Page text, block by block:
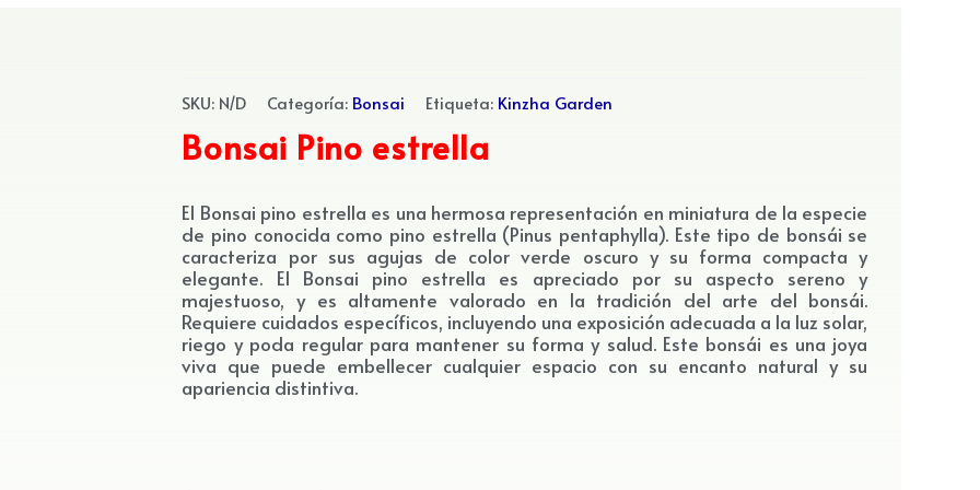
SKU: N/D Categoría: Bonsai Etiqueta: Kinzha Garden
Bonsai Pino estrella
El Bonsai pino estrella es una hermosa representación en miniatura de la especie
de pino conocida como pino estrella (Pinus pentaphylla). Este tipo de bonsái se
caracteriza por sus agujas de color verde oscuro y su forma compacta y
elegante. El Bonsai pino estrella es apreciado por su aspecto sereno y
majestuoso, y es altamente valorado en la tradición del arte del bonsái.
Requiere cuidados específicos, incluyendo una exposición adecuada a la luz solar,
riego y poda regular para mantener su forma y salud. Este bonsái es una joya
viva que puede embellecer cualquier espacio con su encanto natural y su
apariencia distintiva.